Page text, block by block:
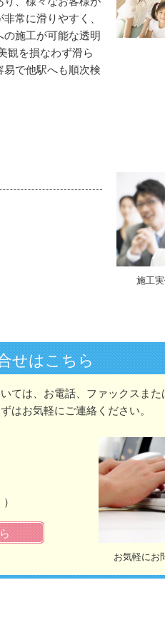
常に滑りやすく、
施工が可能な透明
観を損なわず滑ら
で他駅へも順次検
施工
せはこちら
ては、お電話、ファックスま
ずはお気軽にご連絡ください。
お気軽にお